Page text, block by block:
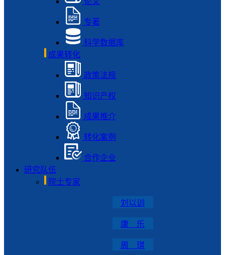
专著
科学数据库
成果转化
政策法规
知识产权
成果推介
转化案例
合作企业
研究队伍
院士专家
刘以训
康 乐
周 琪